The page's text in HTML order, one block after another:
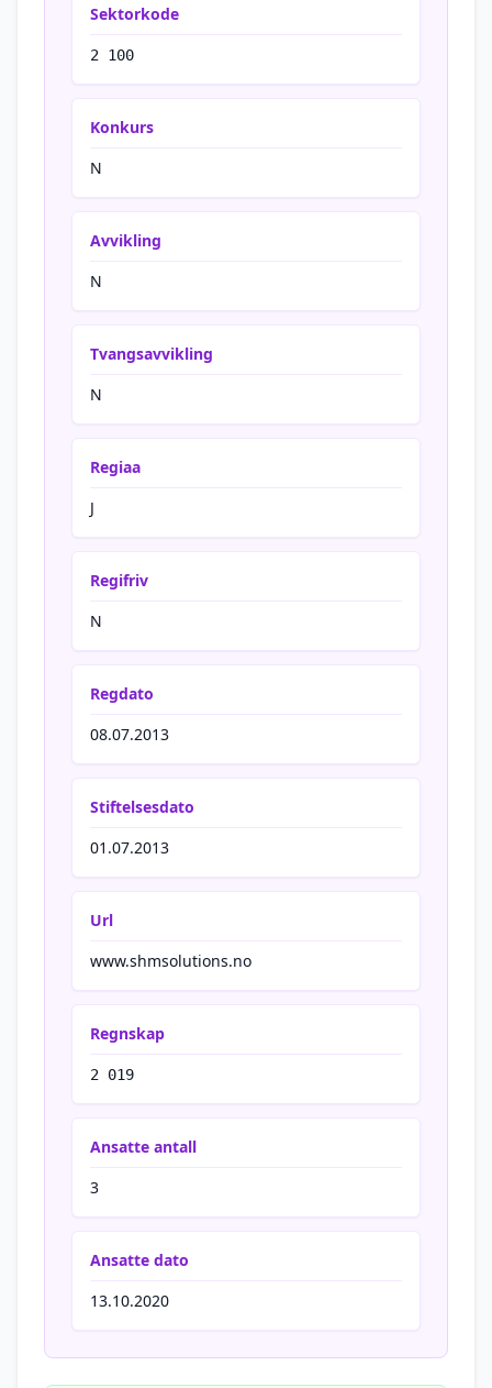
Sektorkode
2 100
Konkurs
N
Avvikling
N
Tvangsavvikling
N
Regiaa
J
Regifriv
N
Regdato
08.07.2013
Stiftelsesdato
01.07.2013
Url
www.shmsolutions.no
Regnskap
2 019
Ansatte antall
3
Ansatte dato
13.10.2020